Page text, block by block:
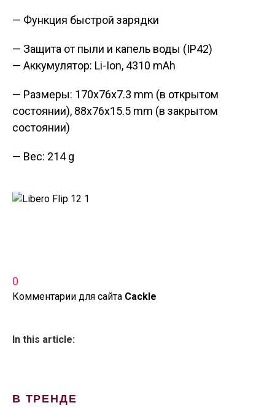
— Функция быстрой зарядки
— Защита от пыли и капель воды (IP42)
— Аккумулятор: Li-Ion, 4310 mAh
— Размеры: 170x76x7.3 mm (в открытом
состоянии), 88x76x15.5 mm (в закрытом
состоянии)
— Вес: 214 g
0
Комментарии для сайта Cackle
In this article:
В ТРЕНДЕ